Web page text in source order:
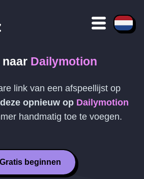
Dailymotion
link van een afspeellijst op
opnieuw op Dailymotion
handmatig toe te voegen.
Gratis beginnen